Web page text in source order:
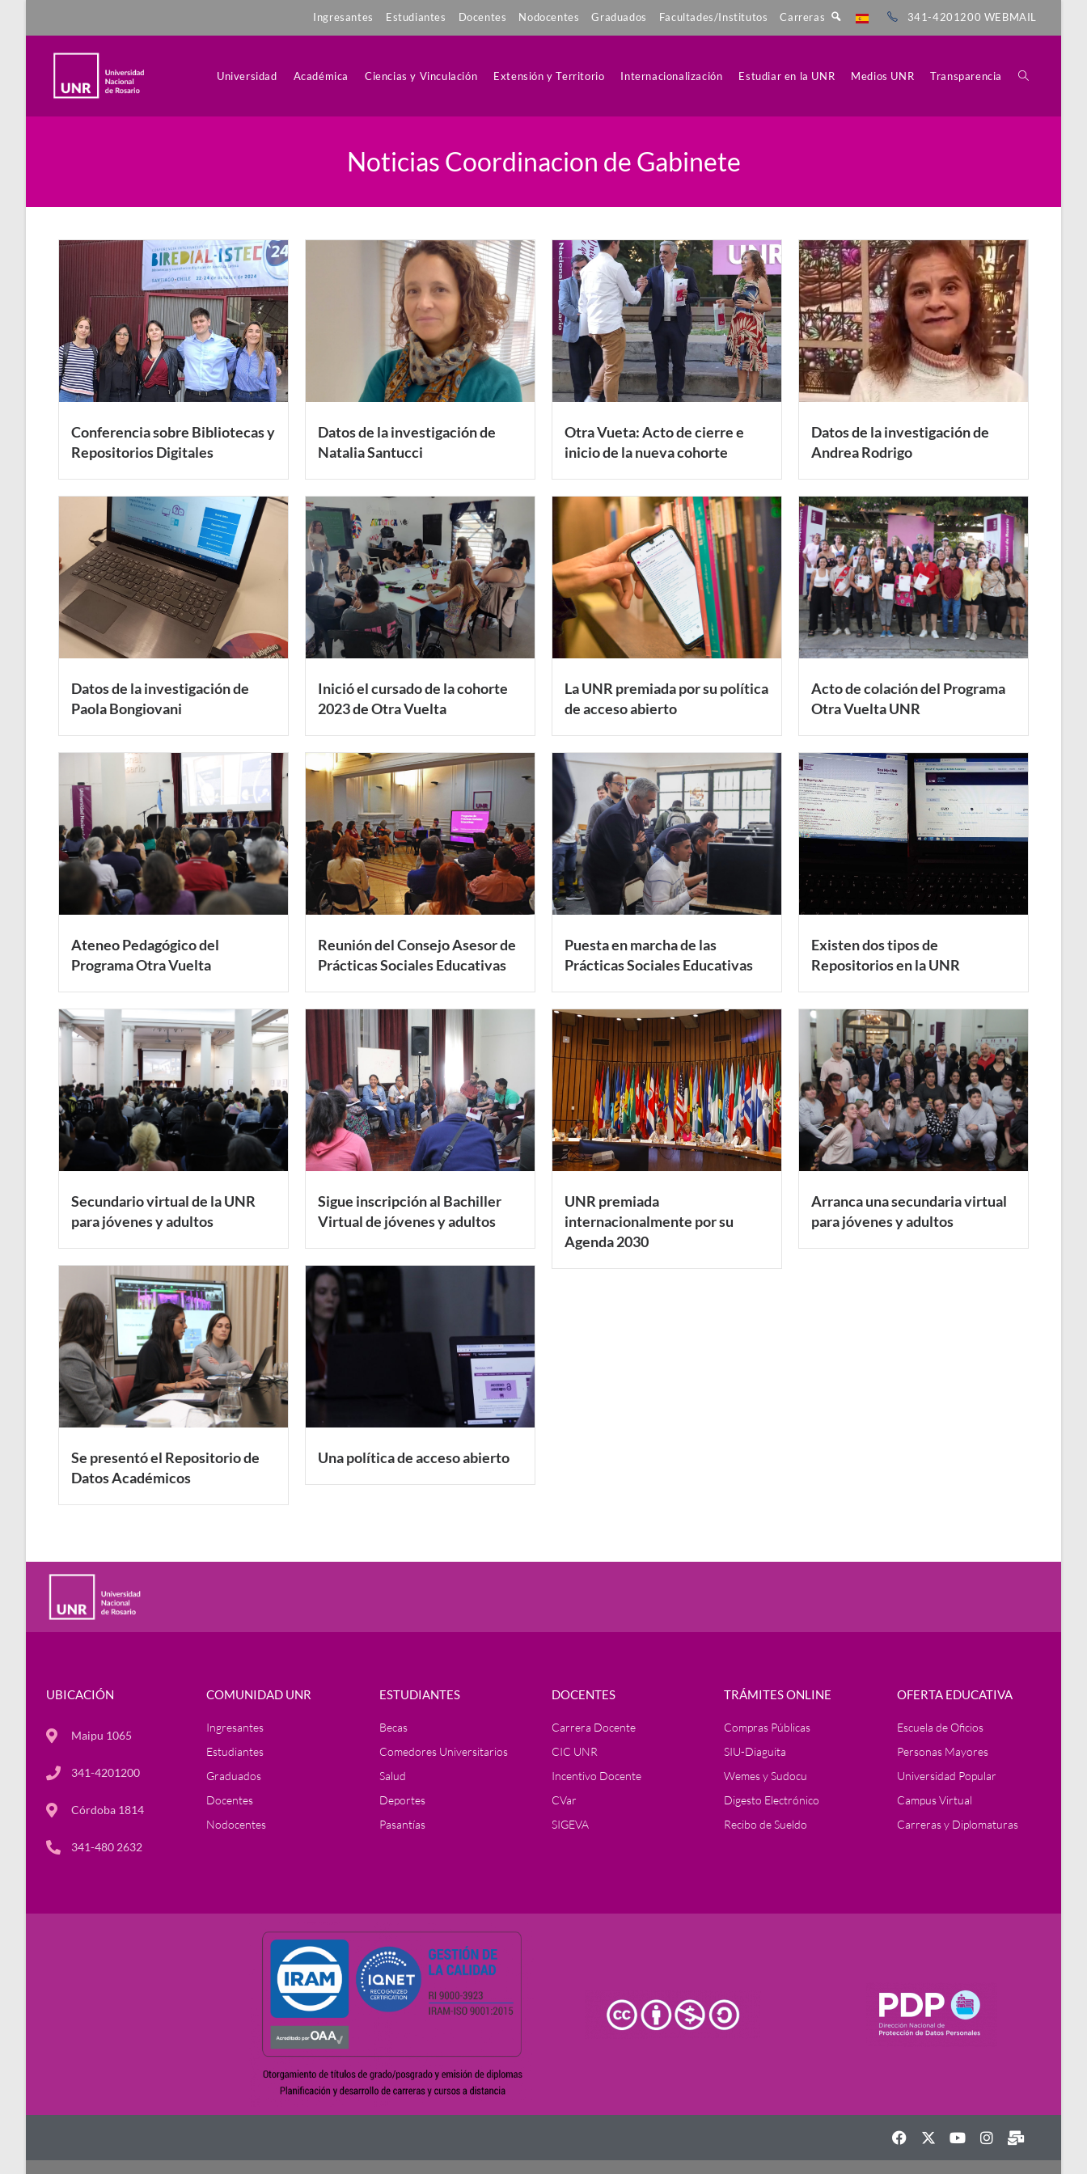
Ingresantes Estudiantes Docentes Nodocentes Graduados Facultades/Institutos Carreras 341-4201200 WEBMAIL
Universidad Académica Ciencias y Vinculación Extensión y Territorio Internacionalización Estudiar en la UNR Medios UNR Transparencia
Noticias Coordinacion de Gabinete
Conferencia sobre Bibliotecas y
Repositorios Digitales
Datos de la investigación de
Natalia Santucci
Otra Vueta: Acto de cierre e
inicio de la nueva cohorte
Datos de la investigación de
Andrea Rodrigo
Datos de la investigación de
Paola Bongiovani
Inició el cursado de la cohorte
2023 de Otra Vuelta
La UNR premiada por su política
de acceso abierto
Acto de colación del Programa
Otra Vuelta UNR
Ateneo Pedagógico del
Programa Otra Vuelta
Reunión del Consejo Asesor de
Prácticas Sociales Educativas
Puesta en marcha de las
Prácticas Sociales Educativas
Existen dos tipos de
Repositorios en la UNR
Secundario virtual de la UNR
para jóvenes y adultos
Sigue inscripción al Bachiller
Virtual de jóvenes y adultos
UNR premiada
internacionalmente por su
Agenda 2030
Arranca una secundaria virtual
para jóvenes y adultos
Se presentó el Repositorio de
Datos Académicos
Una política de acceso abierto
UBICACIÓN
Maipu 1065
341-4201200
Córdoba 1814
341-480 2632
COMUNIDAD UNR
Ingresantes
Estudiantes
Graduados
Docentes
Nodocentes
ESTUDIANTES
Becas
Comedores Universitarios
Salud
Deportes
Pasantías
DOCENTES
Carrera Docente
CIC UNR
Incentivo Docente
CVar
SIGEVA
TRÁMITES ONLINE
Compras Públicas
SIU-Diaguita
Wemes y Sudocu
Digesto Electrónico
Recibo de Sueldo
OFERTA EDUCATIVA
Escuela de Oficios
Personas Mayores
Universidad Popular
Campus Virtual
Carreras y Diplomaturas